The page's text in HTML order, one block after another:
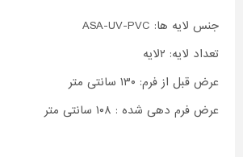
جنس لایه ها: ASA-UV-PVC
تعداد لایه: ۲لایه
عرض قبل از فرم: ۱۳۰ سانتی متر
عرض فرم دهی شده : ۱۰۸ سانتی متر